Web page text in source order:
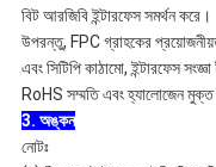
বিট আরজিবি ইন্টারফেস সমর্থন করে।
উপরন্তু, FPC গ্রাহকের
এবং সিটিপি কাঠামো, ইন্টারফেস
RoHS সম্মতি এবং হ্যালোজেন
3. অঙ্কন
নোটঃ